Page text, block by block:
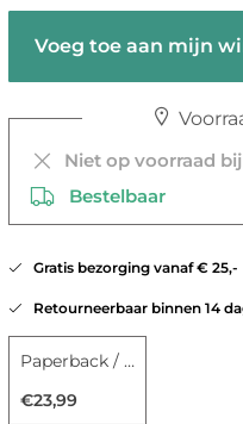
Voeg toe aan mijn
Niet op voorraad
Bestelbaar
Gratis bezorging vanaf € 25,-
Retourneerbaar binnen 14
Paperback / softback
€23,99